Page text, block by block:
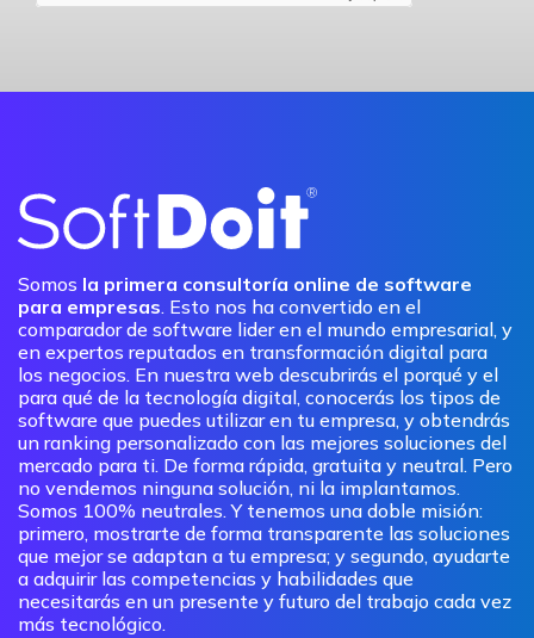
Somos la primera consultoría online de software
para empresas. Esto nos ha convertido en el
comparador de software lider en el mundo empresarial, y
en expertos reputados en transformación digital para
los negocios. En nuestra web descubrirás el porqué y el
para qué de la tecnología digital, conocerás los tipos de
software que puedes utilizar en tu empresa, y obtendrás
un ranking personalizado con las mejores soluciones del
mercado para ti. De forma rápida, gratuita y neutral. Pero
no vendemos ninguna solución, ni la implantamos.
Somos 100% neutrales. Y tenemos una doble misión:
primero, mostrarte de forma transparente las soluciones
que mejor se adaptan a tu empresa; y segundo, ayudarte
a adquirir las competencias y habilidades que
necesitarás en un presente y futuro del trabajo cada vez
más tecnológico.